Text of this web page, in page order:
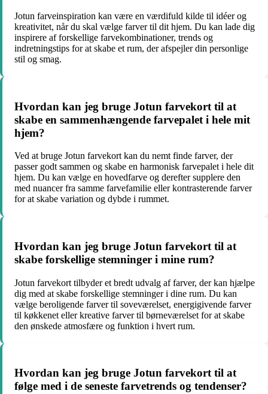
Jotun farveinspiration kan være en værdifuld kilde til idéer og
kreativitet, når du skal vælge farver til dit hjem. Du kan lade dig
inspirere af forskellige farvekombinationer, trends og
indretningstips for at skabe et rum, der afspejler din personlige
stil og smag.
Hvordan kan jeg bruge Jotun farvekort til at
skabe en sammenhængende farvepalet i hele mit
hjem?
Ved at bruge Jotun farvekort kan du nemt finde farver, der
passer godt sammen og skabe en harmonisk farvepalet i hele dit
hjem. Du kan vælge en hovedfarve og derefter supplere den
med nuancer fra samme farvefamilie eller kontrasterende farver
for at skabe variation og dybde i rummet.
Hvordan kan jeg bruge Jotun farvekort til at
skabe forskellige stemninger i mine rum?
Jotun farvekort tilbyder et bredt udvalg af farver, der kan hjælpe
dig med at skabe forskellige stemninger i dine rum. Du kan
vælge beroligende farver til soveværelset, energigivende farver
til køkkenet eller kreative farver til børneværelset for at skabe
den ønskede atmosfære og funktion i hvert rum.
Hvordan kan jeg bruge Jotun farvekort til at
følge med i de seneste farvetrends og tendenser?